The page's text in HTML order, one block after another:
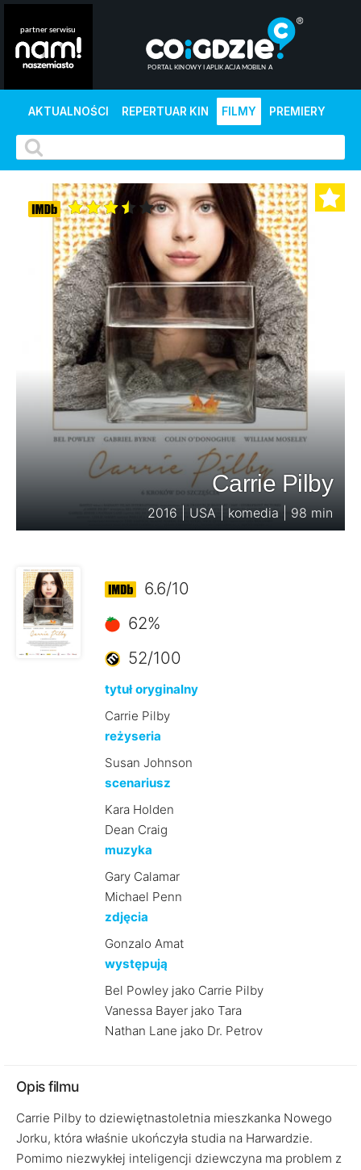
AKTUALNOŚCI REPERTUAR KIN FILMY PREMIERY
Carrie Pilby
2016 | USA | komedia | 98 min
6.6/10
62%
52/100
tytuł oryginalny
Carrie Pilby
reżyseria
Susan Johnson
scenariusz
Kara Holden
Dean Craig
muzyka
Gary Calamar
Michael Penn
zdjęcia
Gonzalo Amat
występują
Bel Powley jako Carrie Pilby
Vanessa Bayer jako Tara
Nathan Lane jako Dr. Petrov
Opis filmu
Carrie Pilby to dziewiętnastoletnia mieszkanka Nowego
Jorku, która właśnie ukończyła studia na Harwardzie.
Pomimo niezwykłej inteligencji dziewczyna ma problem z